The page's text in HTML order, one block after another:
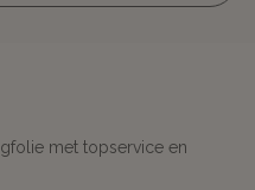
met topservice en